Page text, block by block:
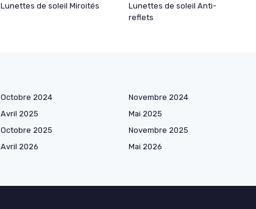
Lunettes de soleil Miroités
Lunettes de soleil Anti-
reflets
Octobre 2024 Novembre 2024
Avril 2025 Mai 2025
Octobre 2025 Novembre 2025
Avril 2026 Mai 2026